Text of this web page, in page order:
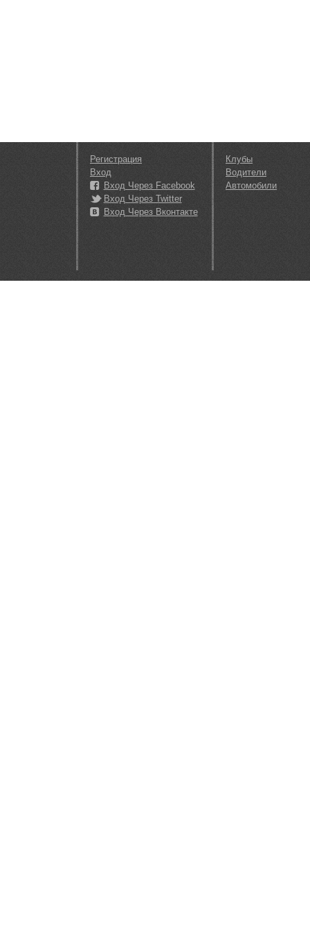
Регистрация
Вход
Вход Через Facebook
Вход Через Twitter
Вход Через Вконтакте
Клубы
Водители
Автомобили